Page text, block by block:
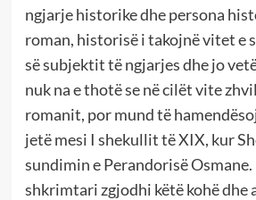
ngjarje historike dhe persona
roman, historisë i takojnë vitet e
së subjektit të ngjarjes dhe jo
nuk na e thotë se në cilët vite
romanit, por mund të
jetë mesi I shekullit të XIX, kur
sundimin e Perandorisë Osmane.
shkrimtari zgjodhi këtë kohë dhe